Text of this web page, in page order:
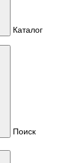
Каталог
Поиск